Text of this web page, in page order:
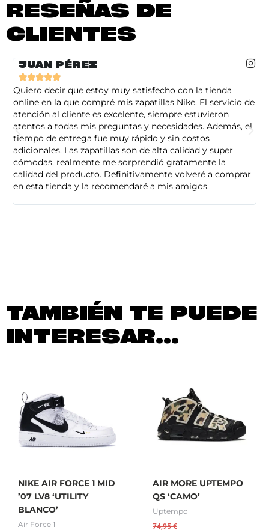
RESEÑAS DE
CLIENTES
JUAN PÉREZ

Quiero decir que estoy muy satisfecho con la tienda
online en la que compré mis zapatillas Nike. El servicio de
atención al cliente es excelente, siempre estuvieron
atentos a todas mis preguntas y necesidades. Además, el
tiempo de entrega fue muy rápido y sin costos
adicionales. Las zapatillas son de alta calidad y super
cómodas, realmente me sorprendió gratamente la
calidad del producto. Definitivamente volveré a comprar
en esta tienda y la recomendaré a mis amigos.
TAMBIÉN TE PUEDE
INTERESAR...
NIKE AIR FORCE 1 MID
’07 LV8 ‘UTILITY
BLANCO’
Air Force 1
AIR MORE UPTEMPO
QS ‘CAMO’
Uptempo
74,95€